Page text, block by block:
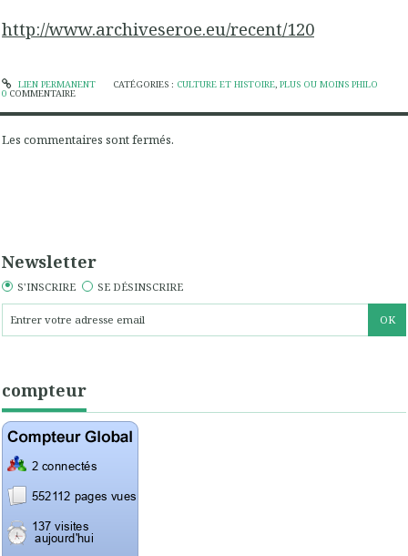
http://www.archiveseroe.eu/recent/120
LIEN PERMANENT CATÉGORIES : CULTURE ET HISTOIRE, PLUS OU MOINS PHILO
0 COMMENTAIRE
Les commentaires sont fermés.
Newsletter
S'INSCRIRE SE DÉSINSCRIRE
compteur